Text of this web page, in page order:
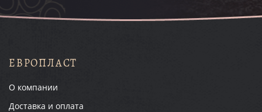
ЕВРОПЛАСТ
О компании
Доставка и оплата